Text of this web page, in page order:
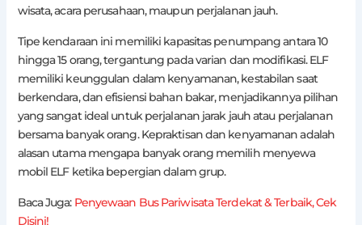
wisata, acara perusahaan, maupun perjalanan jauh.
Tipe kendaraan ini memiliki kapasitas penumpang antara 10
hingga 15 orang, tergantung pada varian dan modifikasi. ELF
memiliki keunggulan dalam kenyamanan, kestabilan saat
berkendara, dan efisiensi bahan bakar, menjadikannya pilihan
yang sangat ideal untuk perjalanan jarak jauh atau perjalanan
bersama banyak orang. Kepraktisan dan kenyamanan adalah
alasan utama mengapa banyak orang memilih menyewa
mobil ELF ketika bepergian dalam grup.
Baca Juga: Penyewaan Bus Pariwisata Terdekat & Terbaik, Cek
Disini!